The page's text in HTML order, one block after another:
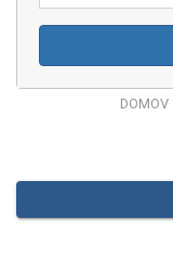
DOMOV